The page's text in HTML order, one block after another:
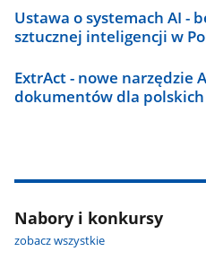
Ustawa o systemach AI -
sztucznej inteligencji w
ExtrAct - nowe narzędzie
dokumentów dla
Nabory i konkursy
zobacz wszystkie